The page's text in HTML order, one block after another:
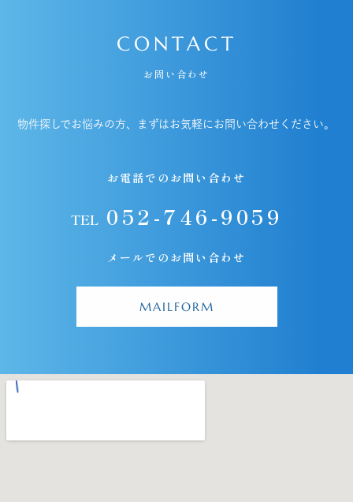
CONTACT
お問い合わせ
物件探しでお悩みの方、まずはお気軽にお問い合わせください。
お電話でのお問い合わせ
TEL052-746-9059
メールでのお問い合わせ
MAILFORM